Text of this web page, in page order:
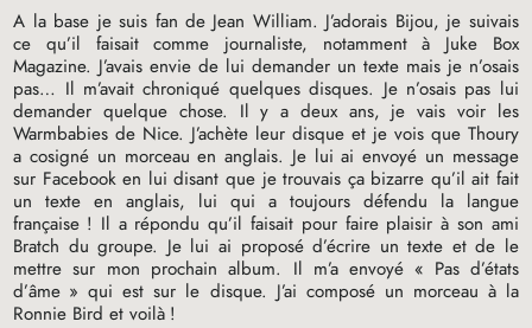
A la base je suis fan de Jean William. J’adorais Bijou, je suivais
ce qu’il faisait comme journaliste, notamment à Juke Box
Magazine. J’avais envie de lui demander un texte mais je n’osais
pas… Il m’avait chroniqué quelques disques. Je n’osais pas lui
demander quelque chose. Il y a deux ans, je vais voir les
Warmbabies de Nice. J’achète leur disque et je vois que Thoury
a cosigné un morceau en anglais. Je lui ai envoyé un message
sur Facebook en lui disant que je trouvais ça bizarre qu’il ait fait
un texte en anglais, lui qui a toujours défendu la langue
française ! Il a répondu qu’il faisait pour faire plaisir à son ami
Bratch du groupe. Je lui ai proposé d’écrire un texte et de le
mettre sur mon prochain album. Il m’a envoyé « Pas d’états
d’âme » qui est sur le disque. J’ai composé un morceau à la
Ronnie Bird et voilà !